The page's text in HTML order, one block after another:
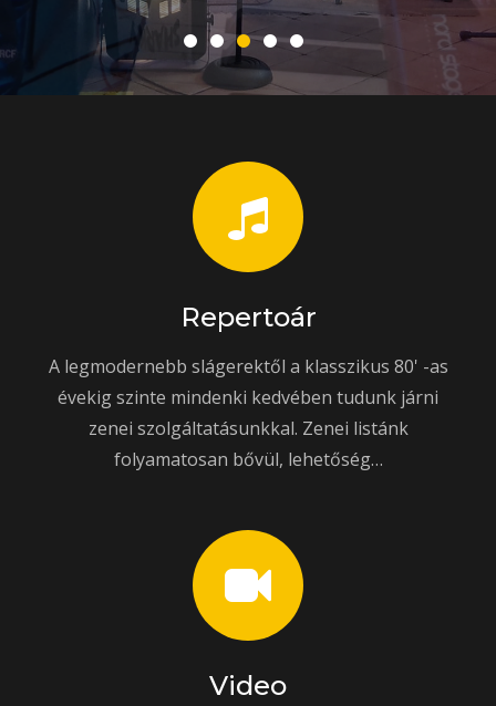
Repertoár
A legmodernebb slágerektől a klasszikus 80' -as
évekig szinte mindenki kedvében tudunk járni
zenei szolgáltatásunkkal. Zenei listánk
folyamatosan bővül, lehetőség…
Video